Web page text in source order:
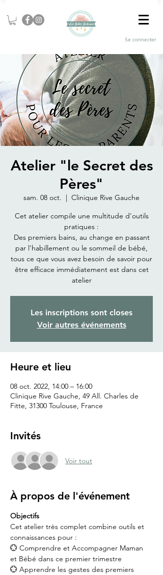
Se connecter
Atelier "le Secret des
Pères"
sam. 08 oct.
  |
Clinique Rive Gauche
Cet atelier compile une multitude d'outils
pratiques :
Des premiers bains, au change en passant
par l'habillement ou le sommeil de bébé,
tous ce que vous avez besoin de savoir pour
être efficace immédiatement est dans cet
atelier
Les inscriptions sont closes
Voir autres événements
Heure et lieu
08 oct. 2022, 14:00 – 16:00
Clinique Rive Gauche, 49 All. Charles de
Fitte, 31300 Toulouse, France
Invités
Voir tout
À propos de l'événement
Objectifs
Cet atelier très complet combine outils et
connaissances pour :
💮 Comprendre et Accompagner Maman
et Bébé dans ce premier trimestre
💮 Apprendre les gestes des premiers